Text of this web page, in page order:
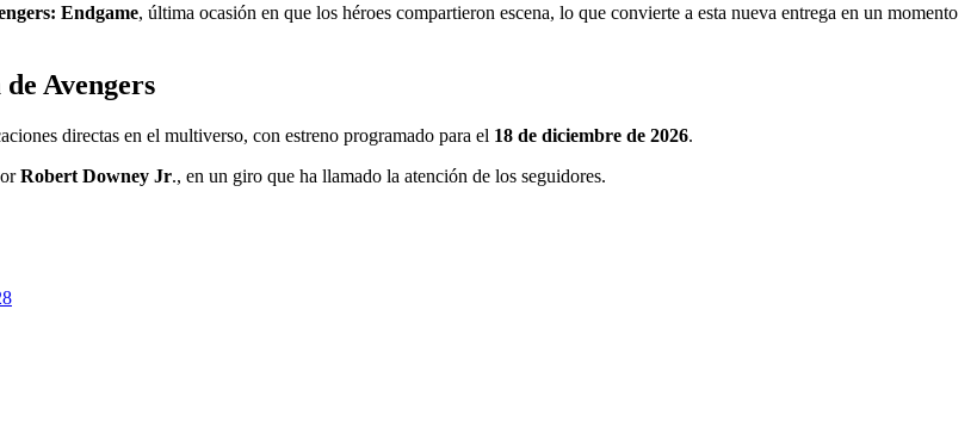
Endgame, última ocasión en que los héroes compartieron escena, lo que convierte a esta nueva entrega en un momento
Avengers
directas en el multiverso, con estreno programado para el 18 de diciembre de 2026.
Robert Downey Jr., en un giro que ha llamado la atención de los seguidores.